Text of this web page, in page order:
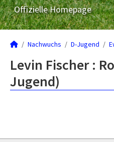
Offizielle Homepage
Nachwuchs D-Jugend
Levin Fischer :
Jugend)